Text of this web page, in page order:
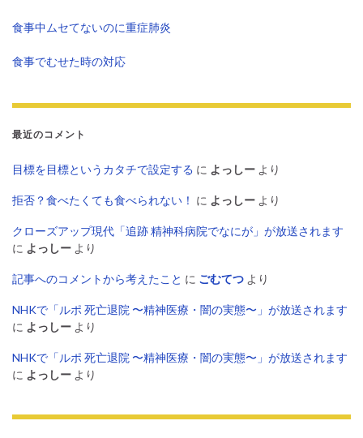
食事中ムセてないのに重症肺炎
食事でむせた時の対応
最近のコメント
目標を目標というカタチで設定する に よっしー より
拒否？食べたくても食べられない！ に よっしー より
クローズアップ現代「追跡 精神科病院でなにが」が放送されます
に よっしー より
記事へのコメントから考えたこと に ごむてつ より
NHKで「ルポ 死亡退院 〜精神医療・闇の実態〜」が放送されます
に よっしー より
NHKで「ルポ 死亡退院 〜精神医療・闇の実態〜」が放送されます
に よっしー より